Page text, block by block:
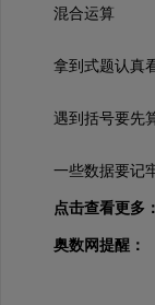
混合运算
拿到式题认真看
遇到括号要先算
一些数据要记牢
点击查看更多：
奥数网提醒：